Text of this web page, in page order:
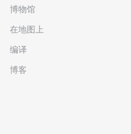
博物馆
在地图上
编译
博客